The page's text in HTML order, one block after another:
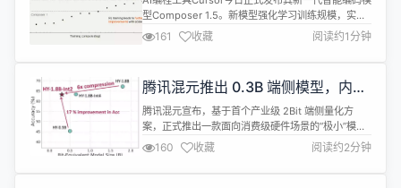
性能飞跃
型Composer 1.5。新模型强化学习训练规模，实现
了20倍的巨大提升，在性能上取得跨越式增长，在代
码生成、逻辑推理等关键任务上表现显著增强。
Composer 1.5 能根据问题复杂度动态调整响应方
任务时则进入深度思考模式以规划最佳解决方案。模
型还引入了...
161 收藏 阅读约1分钟
腾讯混元推出 0.3B 端侧模型，内存
占用仅 600MB
腾讯混元宣布，基于首个产业级 2Bit 端侧量化方
案，正式推出一款面向消费级硬件场景的“极小”模型
HY-1.8B-2Bit，等效参数量仅有 0.3B，内存占用仅
600MB，比常用的一些手机应用还小。 据介绍，通
过对此前混元的小尺寸语言模型 ——HY-1.8B-
160 收藏 阅读约2分钟